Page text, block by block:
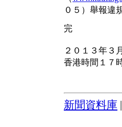
０５）舉報違
完
２０１３年３
香港時間１７
新聞資料庫